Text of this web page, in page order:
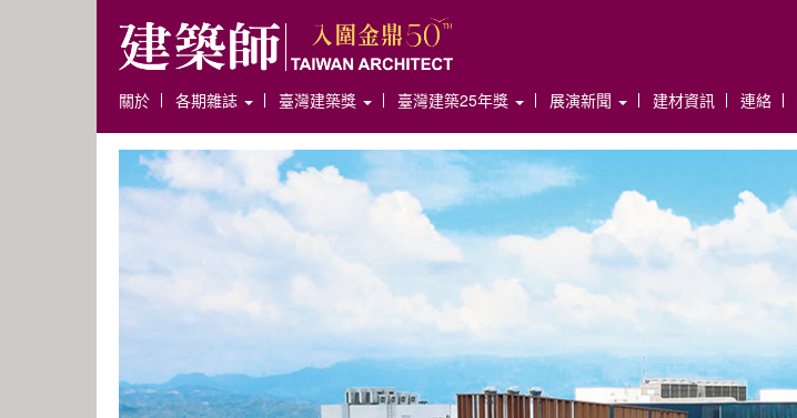
關於 各期雜誌 臺灣建築獎 臺灣建築25年獎 展演新聞 建材資訊 連絡
e
t